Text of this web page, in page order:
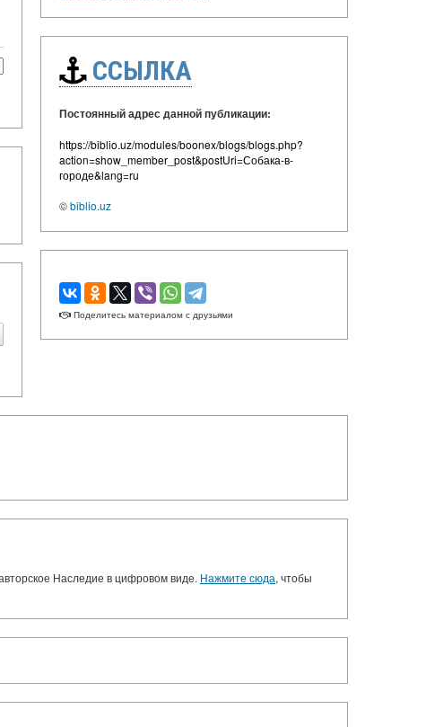
ССЫЛКА
Постоянный адрес данной публикации:
https://biblio.uz/modules/boonex/blogs/blogs.php?
action=show_member_post&postUri=Собака-в-
городе&lang=ru
©biblio.uz
Поделитесь материалом с друзьями
Наследие в цифровом виде. Нажмите сюда, чтобы